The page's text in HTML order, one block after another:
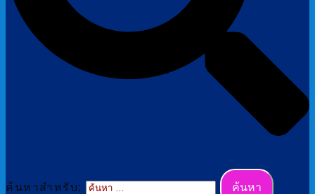
ค้นหาสำหรับ: